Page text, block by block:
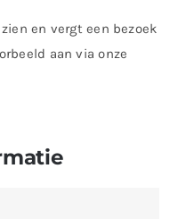
en vergt een bezoek
aan via onze